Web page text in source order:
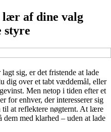
lær af dine valg
styre
sig, er det fristende at lade
dig over et tabt væddemål, eller
Men netop i tiden efter et
for enhver, der interesserer sig
at reflektere nøgternt. At lære
med klarhed – uden at lade